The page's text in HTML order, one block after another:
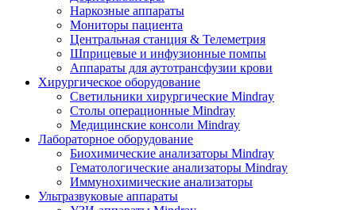
Наркозные аппараты
Мониторы пациента
Центральная станция & Телеметрия
Шприцевые и инфузионные помпы
Аппараты для аутотрансфузии крови
Хирургическое оборудование
Светильники хирургические Mindray
Столы операционные Mindray
Медицинские консоли Mindray
Лабораторное оборудование
Биохимические анализаторы Mindray
Гематологические анализаторы Mindray
Иммунохимические анализаторы
Ультразвуковые аппараты